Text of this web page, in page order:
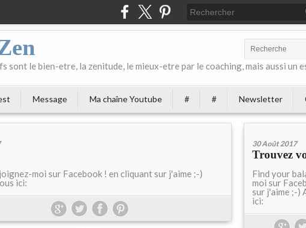
sont le bien-etre, la zenitude, le mieux-etre par le coaching, mais aussi un
Message Ma chaîne Youtube # # Newsletter
moi sur Facebook ! en cliquant sur j'aime ;-)
ici:
30 Août 2017
Trouvez
Find your
moi sur
sur j'aime ;-)
ici: